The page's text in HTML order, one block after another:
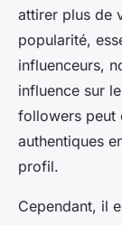
attirer plus de
popularité,
influenceurs,
influence sur
followers peut
authentiques
profil.
Cependant, il